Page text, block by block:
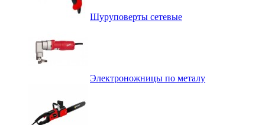
Шуруповерты сетевые
Электроножницы по металу